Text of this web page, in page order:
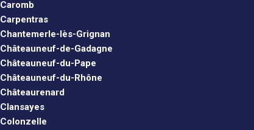
Caromb
Carpentras
Chantemerle-lès-Grignan
Châteauneuf-de-Gadagne
Châteauneuf-du-Pape
Châteauneuf-du-Rhône
Châteaurenard
Clansayes
Colonzelle